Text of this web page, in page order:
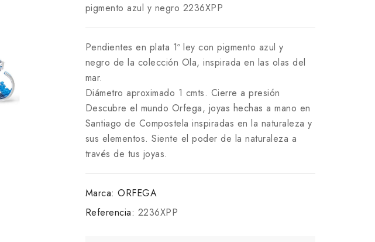
pigmento azul y negro 2236XPP
Pendientes en plata 1ª ley con pigmento azul y
negro de la colección Ola, inspirada en las olas del
mar.
Diámetro aproximado 1 cmts. Cierre a presión
Descubre el mundo Orfega, joyas hechas a mano en
Santiago de Compostela inspiradas en la naturaleza y
sus elementos. Siente el poder de la naturaleza a
través de tus joyas.
Marca: ORFEGA
Referencia: 2236XPP